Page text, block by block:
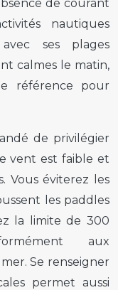
de courant
nautiques
ses plages
calmes le matin,
référence pour
de privilégier
vent est faible et
Vous éviterez les
les paddles
la limite de 300
aux
Se renseigner
permet aussi